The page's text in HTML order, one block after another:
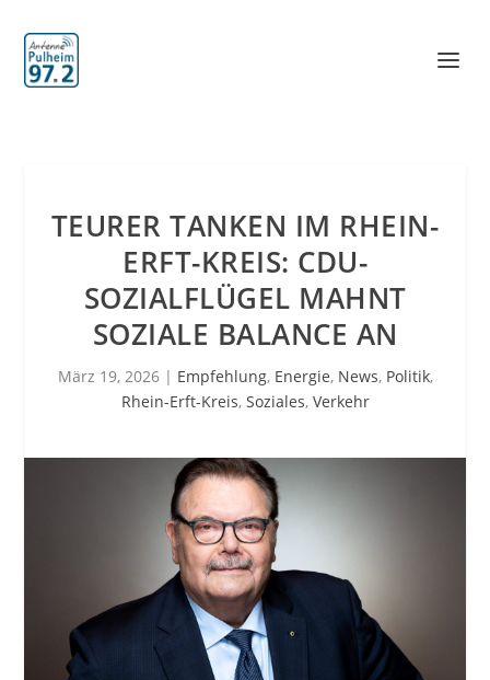
TEURER TANKEN IM RHEIN-
ERFT-KREIS: CDU-
SOZIALFLÜGEL MAHNT
SOZIALE BALANCE AN
März 19, 2026| Empfehlung, Energie, News, Politik,
Rhein-Erft-Kreis, Soziales, Verkehr